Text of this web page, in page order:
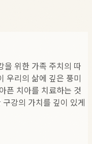
을 위한 가족 주치의 따
우리의 삶에 깊은 풍미
픈 치아를 치료하는 것
강의 가치를 깊이 있게